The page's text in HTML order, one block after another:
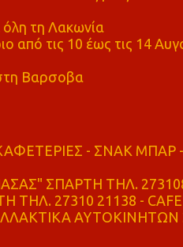
τη Λακωνία
τις 10 έως τις 14
Βαρσοβα
ΚΑΦΕΤΕΡΙΕΣ - ΣΝΑΚ ΜΠΑΡ
ΣΠΑΡΤΗ ΤΗΛ.
27310 21138 - CAFE
ΑΥΤΟΚΙΝΗΤΩΝ